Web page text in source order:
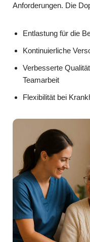
Anforderungen. Die
Entlastung für die
Kontinuierliche
Verbesserte
Teamarbeit
Flexibilität bei